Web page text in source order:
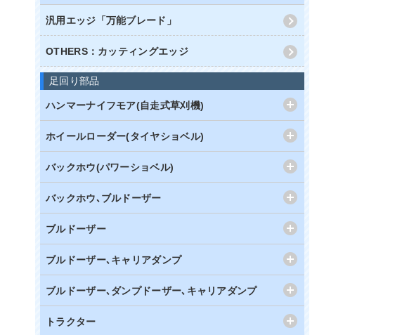
汎用エッジ「万能ブレード」
OTHERS：カッティングエッジ
足回り部品
ハンマーナイフモア(自走式草刈機)
ホイールローダー(タイヤショベル)
バックホウ(パワーショベル)
バックホウ､ブルドーザー
ブルドーザー
ブルドーザー､キャリアダンプ
ブルドーザー､ダンプドーザー､キャリアダンプ
トラクター